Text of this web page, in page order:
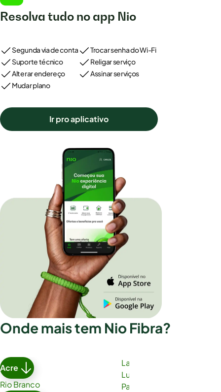
Resolva tudo no app Nio
Segunda via de conta
Suporte técnico
Alterar endereço
Mudar plano
Trocar senha do Wi-Fi
Religar serviço
Assinar serviços
Ir pro aplicativo
Onde mais tem Nio Fibra?
Acre
Rio Branco
Lauro de Freitas
Luís Eduardo Magalhães
Paulo Afonso